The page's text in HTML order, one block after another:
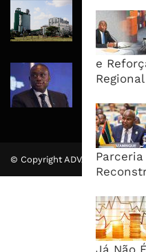
e
Regional
Parceria
Já Não
Governo
para a
operações
CEO do
Governo
facilite os
© Copyright ADVALUE. Todos